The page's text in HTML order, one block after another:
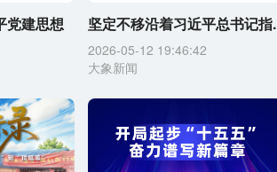
党建思想 坚定不移沿着习近平总书记指
2026-05-12 19:46:42
大象新闻